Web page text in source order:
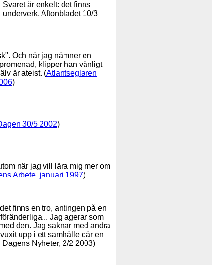
är enkelt: det finns
Aftonbladet 10/3
Och när jag nämner en
klipper han vänligt
är ateist. (Atlantseglaren
)
30/5 2002)
när jag vill lära mig mer om
Arbete, januari 1997)
finns en tro, antingen på en
Jag agerar som
den. Jag saknar med andra
upp i ett samhälle där en
Nyheter, 2/2 2003)